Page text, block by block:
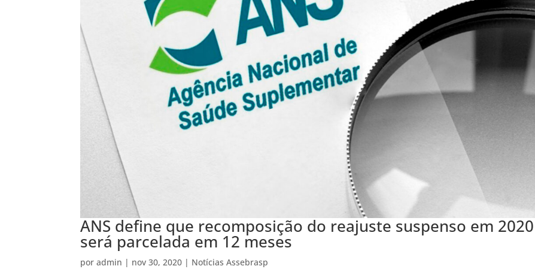
ANS define que recomposição do reajuste suspenso em 2020
será parcelada em 12 meses
poradmin | nov 30, 2020 | Notícias Assebrasp